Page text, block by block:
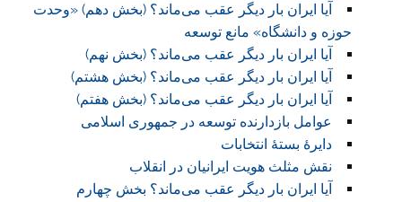
آیا ایران بار دیگر عقب می‌ماند؟ (بخش دهم) «وحدت
حوزه و دانشگاه» مانع توسعه
آیا ایران بار دیگر عقب می‌ماند؟ (بخش نهم)
آیا ایران بار دیگر عقب می‌ماند؟ (بخش هشتم)
آیا ایران بار دیگر عقب می‌ماند؟ (بخش هفتم)
عوامل بازدارنده توسعه در جمهوری اسلامی
دایرۀ بستۀ انتخابات
نقش مثلث هویت ایرانیان در انقلاب
آیا ایران بار دیگر عقب می‌ماند؟ بخش چهارم